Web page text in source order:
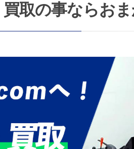
取の事ならお